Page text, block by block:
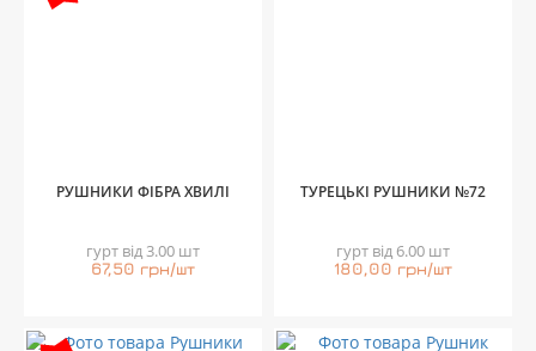
РУШНИКИ ФІБРА ХВИЛІ
гурт від 3.00 шт
67,50 грн/шт
ТУРЕЦЬКІ РУШНИКИ №72
гурт від 6.00 шт
180,00 грн/шт